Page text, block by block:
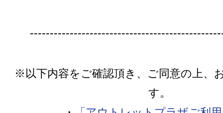
※以下内容をご確認頂き、ご同意の上、
す。